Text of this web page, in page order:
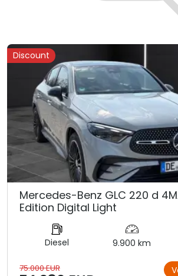
Discount
Mercedes-Benz GLC 220 d
Edition Digital Light
Diesel 9.900 km
75.000 EUR